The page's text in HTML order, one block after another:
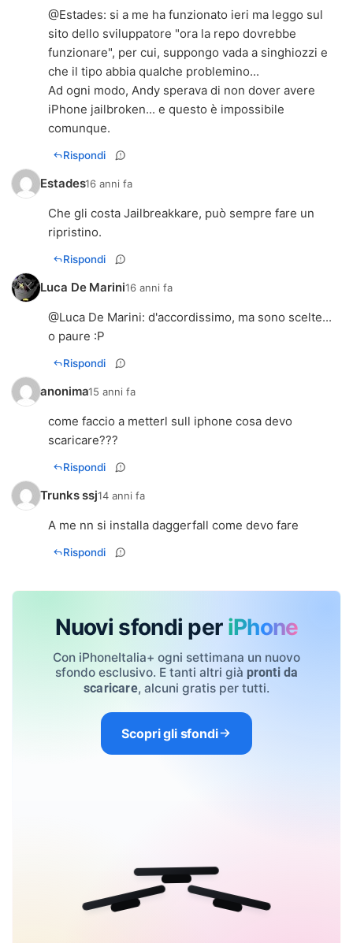
@Estades: si a me ha funzionato ieri ma leggo sul
sito dello sviluppatore "ora la repo dovrebbe
funzionare", per cui, suppongo vada a singhiozzi e
che il tipo abbia qualche problemino...
Ad ogni modo, Andy sperava di non dover avere
iPhone jailbroken... e questo è impossibile
comunque.
Rispondi
Estades16 anni fa
Che gli costa Jailbreakkare, può sempre fare un
ripristino.
Rispondi
Luca De Marini16 anni fa
@Luca De Marini: d'accordissimo, ma sono scelte...
o paure :P
Rispondi
anonima15 anni fa
come faccio a metterl sull iphone cosa devo
scaricare???
Rispondi
Trunks ssj14 anni fa
A me nn si installa daggerfall come devo fare
Rispondi
Nuovi sfondi per iPhone
Con iPhoneItalia+ ogni settimana un nuovo
sfondo esclusivo. E tanti altri già pronti da
scaricare, alcuni gratis per tutti.
Scopri gli sfondi